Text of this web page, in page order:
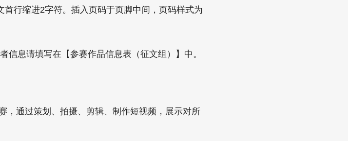
行缩进2字符。插入页码于页脚中间，页码样式为
息请填写在【参赛作品信息表（征文组）】中。
通过策划、拍摄、剪辑、制作短视频，展示对所